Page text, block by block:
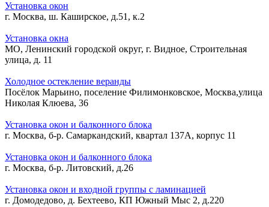
Установка окон
г. Москва, ш. Каширское, д.51, к.2
Установка окна
МО, Ленинский городской округ, г. Видное, Строительная
улица, д. 11
Холодное остекление веранды
Посёлок Марьино, поселение Филимонковское, Москва,улица
Николая Клюева, 36
Установка окон и балконного блока
г. Москва, б-р. Самаркандский, квартал 137А, корпус 11
Установка окон и балконного блока
г. Москва, б-р. Литовский, д.26
Установка окон и входной группы с ламинацией
г. Домодедово, д. Бехтеево, КП Южный Мыс 2, д.220